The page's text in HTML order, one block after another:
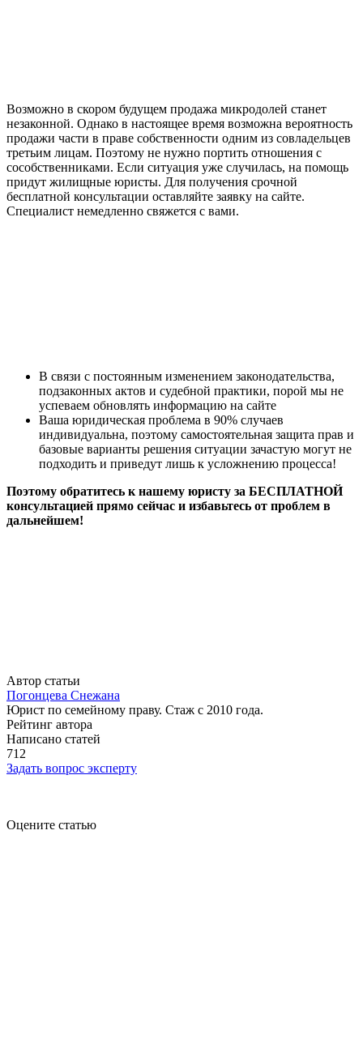
Возможно в скором будущем продажа микродолей станет
незаконной. Однако в настоящее время возможна вероятность
продажи части в праве собственности одним из совладельцев
третьим лицам. Поэтому не нужно портить отношения с
сособственниками. Если ситуация уже случилась, на помощь
придут жилищные юристы. Для получения срочной
бесплатной консультации оставляйте заявку на сайте.
Специалист немедленно свяжется с вами.
В связи с постоянным изменением законодательства,
подзаконных актов и судебной практики, порой мы не
успеваем обновлять информацию на сайте
Ваша юридическая проблема в 90% случаев
индивидуальна, поэтому самостоятельная защита прав и
базовые варианты решения ситуации зачастую могут не
подходить и приведут лишь к усложнению процесса!
Поэтому обратитесь к нашему юристу за БЕСПЛАТНОЙ
консультацией прямо сейчас и избавьтесь от проблем в
дальнейшем!
Автор статьи
Погонцева Снежана
Юрист по семейному праву. Стаж с 2010 года.
Рейтинг автора
Написано статей
712
Задать вопрос эксперту
Оцените статью